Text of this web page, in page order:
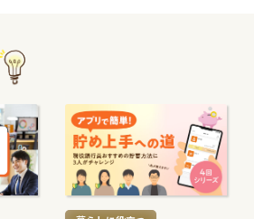
続
き
を
読
む